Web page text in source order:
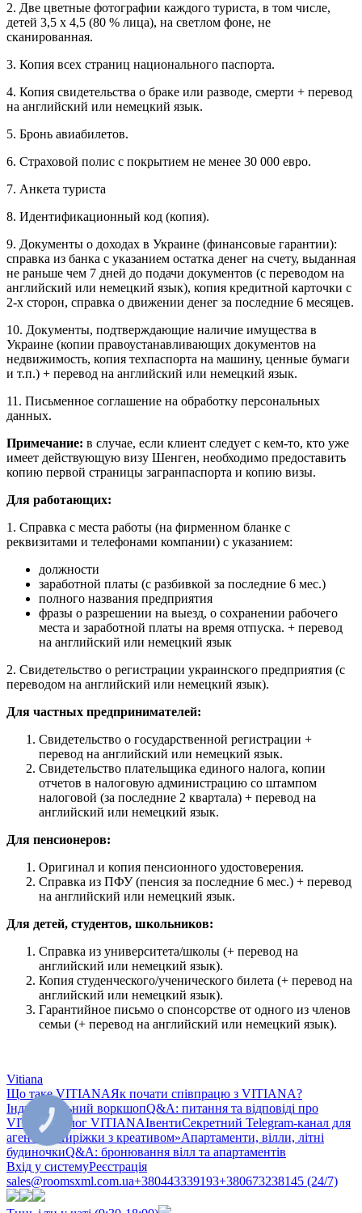
2. Две цветные фотографии каждого туриста, в том числе,
детей 3,5 х 4,5 (80 % лица), на светлом фоне, не
сканированная.
3. Копия всех страниц национального паспорта.
4. Копия свидетельства о браке или разводе, смерти + перевод
на английский или немецкий язык.
5. Бронь авиабилетов.
6. Страховой полис с покрытием не менее 30 000 евро.
7. Анкета туриста
8. Идентификационный код (копия).
9. Документы о доходах в Украине (финансовые гарантии):
справка из банка с указанием остатка денег на счету, выданная
не раньше чем 7 дней до подачи документов (с переводом на
английский или немецкий язык), копия кредитной карточки с
2-х сторон, справка о движении денег за последние 6 месяцев.
10. Документы, подтверждающие наличие имущества в
Украине (копии правоустанавливающих документов на
недвижимость, копия техпаспорта на машину, ценные бумаги
и т.п.) + перевод на английский или немецкий язык.
11. Письменное соглашение на обработку персональных
данных.
Примечание: в случае, если клиент следует с кем-то, кто уже
имеет действующую визу Шенген, необходимо предоставить
копию первой страницы загранпаспорта и копию визы.
Для работающих:
1. Справка с места работы (на фирменном бланке с
реквизитами и телефонами компании) с указанием:
должности
заработной платы (с разбивкой за последние 6 мес.)
полного названия предприятия
фразы о разрешении на выезд, о сохранении рабочего
места и заработной платы на время отпуска. + перевод
на английский или немецкий язык
2. Свидетельство о регистрации украинского предприятия (с
переводом на английский или немецкий язык).
Для частных предпринимателей:
Свидетельство о государственной регистрации +
перевод на английский или немецкий язык.
Свидетельство плательщика единого налога, копии
отчетов в налоговую администрацию со штампом
налоговой (за последние 2 квартала) + перевод на
английский или немецкий язык.
Для пенсионеров:
Оригинал и копия пенсионного удостоверения.
Справка из ПФУ (пенсия за последние 6 мес.) + перевод
на английский или немецкий язык.
Для детей, студентов, школьников:
Справка из университета/школы (+ перевод на
английский или немецкий язык).
Копия студенческого/ученического билета (+ перевод на
английский или немецкий язык).
Гарантийное письмо о спонсорстве от одного из членов
семьи (+ перевод на английский или немецкий язык).
Vitiana
Що таке VITIANAЯк почати співпрацю з VITIANA?
Індивідуальний воркшопQ&A: питання та відповіді про
VITIANA
Блог VITIANAІвентиСекретний Telegram-канал для
агентів «Пиріжки з креативом»Апартаменти, вілли, літні
будиночкиQ&A: бронювання вілл та апартаментів
Вхід у системуРеєстрація
sales@roomsxml.com.ua+380443339193+380673238145 (24/7)
КНОПКА
ЗВ'ЯЗКУ